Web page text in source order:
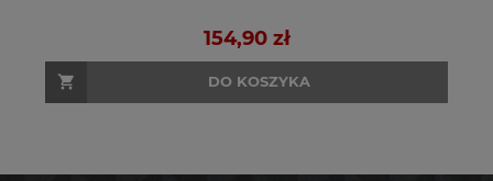
154,90 zł
DO KOSZYKA